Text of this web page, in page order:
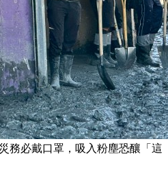
務必戴口罩，吸入粉塵恐釀「這